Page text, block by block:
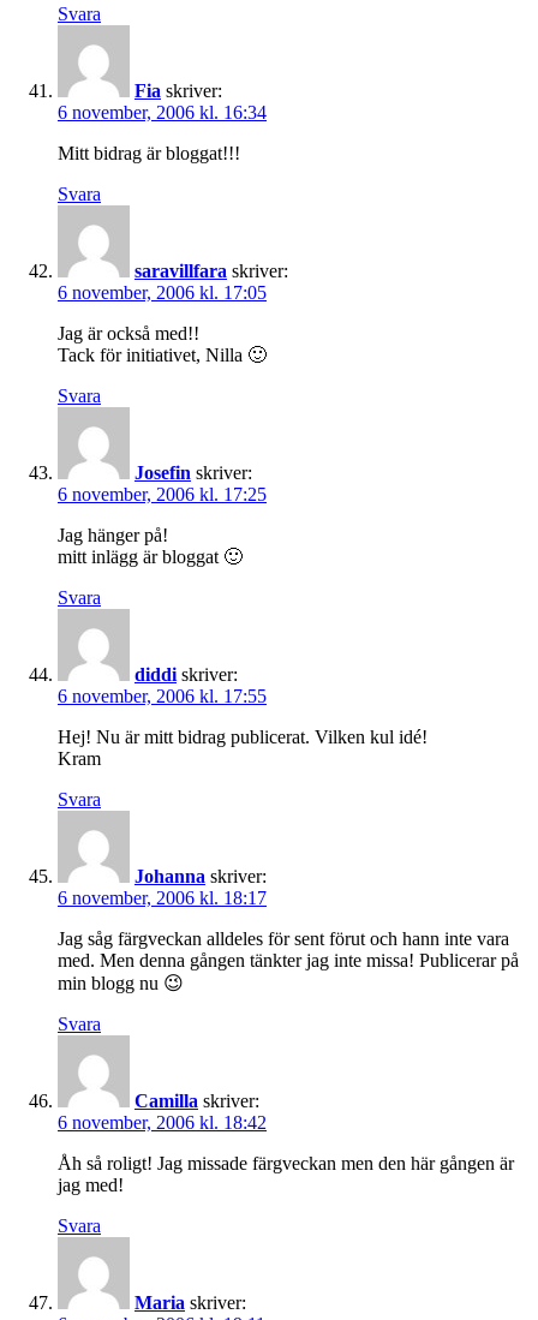
Svara
Fia skriver:
6 november, 2006 kl. 16:34
Mitt bidrag är bloggat!!!
Svara
saravillfara skriver:
6 november, 2006 kl. 17:05
Jag är också med!!
Tack för initiativet, Nilla 🙂
Svara
Josefin skriver:
6 november, 2006 kl. 17:25
Jag hänger på!
mitt inlägg är bloggat 🙂
Svara
diddi skriver:
6 november, 2006 kl. 17:55
Hej! Nu är mitt bidrag publicerat. Vilken kul idé!
Kram
Svara
Johanna skriver:
6 november, 2006 kl. 18:17
Jag såg färgveckan alldeles för sent förut och hann inte vara
med. Men denna gången tänkter jag inte missa! Publicerar på
min blogg nu 😉
Svara
Camilla skriver:
6 november, 2006 kl. 18:42
Åh så roligt! Jag missade färgveckan men den här gången är
jag med!
Svara
Maria skriver: